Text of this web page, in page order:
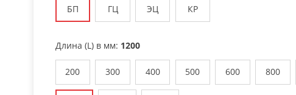
БП ГЦ ЭЦ КР
Длина (L) в мм: 1200
200 300 400 500 600 800